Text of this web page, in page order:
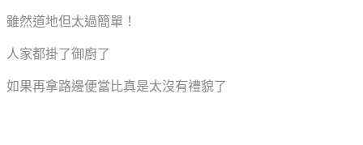
雖然道地但太過簡單！
人家都掛了御廚了
如果再拿路邊便當比真是太沒有禮貌了